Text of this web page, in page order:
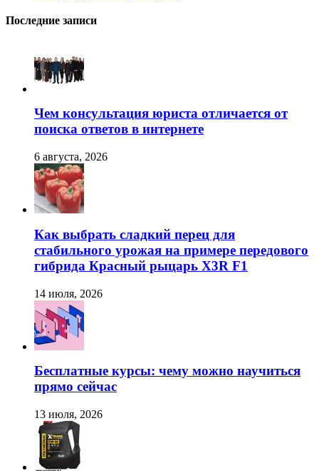
Последние записи
Чем консультация юриста отличается от
поиска ответов в интернете
6 августа, 2026
Как выбрать сладкий перец для
стабильного урожая на примере передового
гибрида Красный рыцарь X3R F1
14 июля, 2026
Бесплатные курсы: чему можно научиться
прямо сейчас
13 июля, 2026